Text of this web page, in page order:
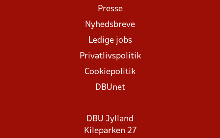
Presse
Nyhedsbreve
Ledige jobs
Privatlivspolitik
Cookiepolitik
DBUnet
DBU Jylland
Kileparken 27